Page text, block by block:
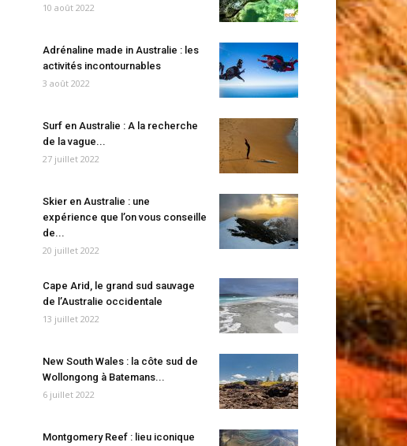
10 août 2022
Adrénaline made in Australie : les
activités incontournables
3 août 2022
Surf en Australie : A la recherche
de la vague...
27 juillet 2022
Skier en Australie : une
expérience que l’on vous conseille
de...
20 juillet 2022
Cape Arid, le grand sud sauvage
de l’Australie occidentale
13 juillet 2022
New South Wales : la côte sud de
Wollongong à Batemans...
6 juillet 2022
Montgomery Reef : lieu iconique